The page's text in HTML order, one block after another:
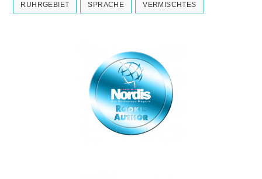
RUHRGEBIET SPRACHE VERMISCHTES